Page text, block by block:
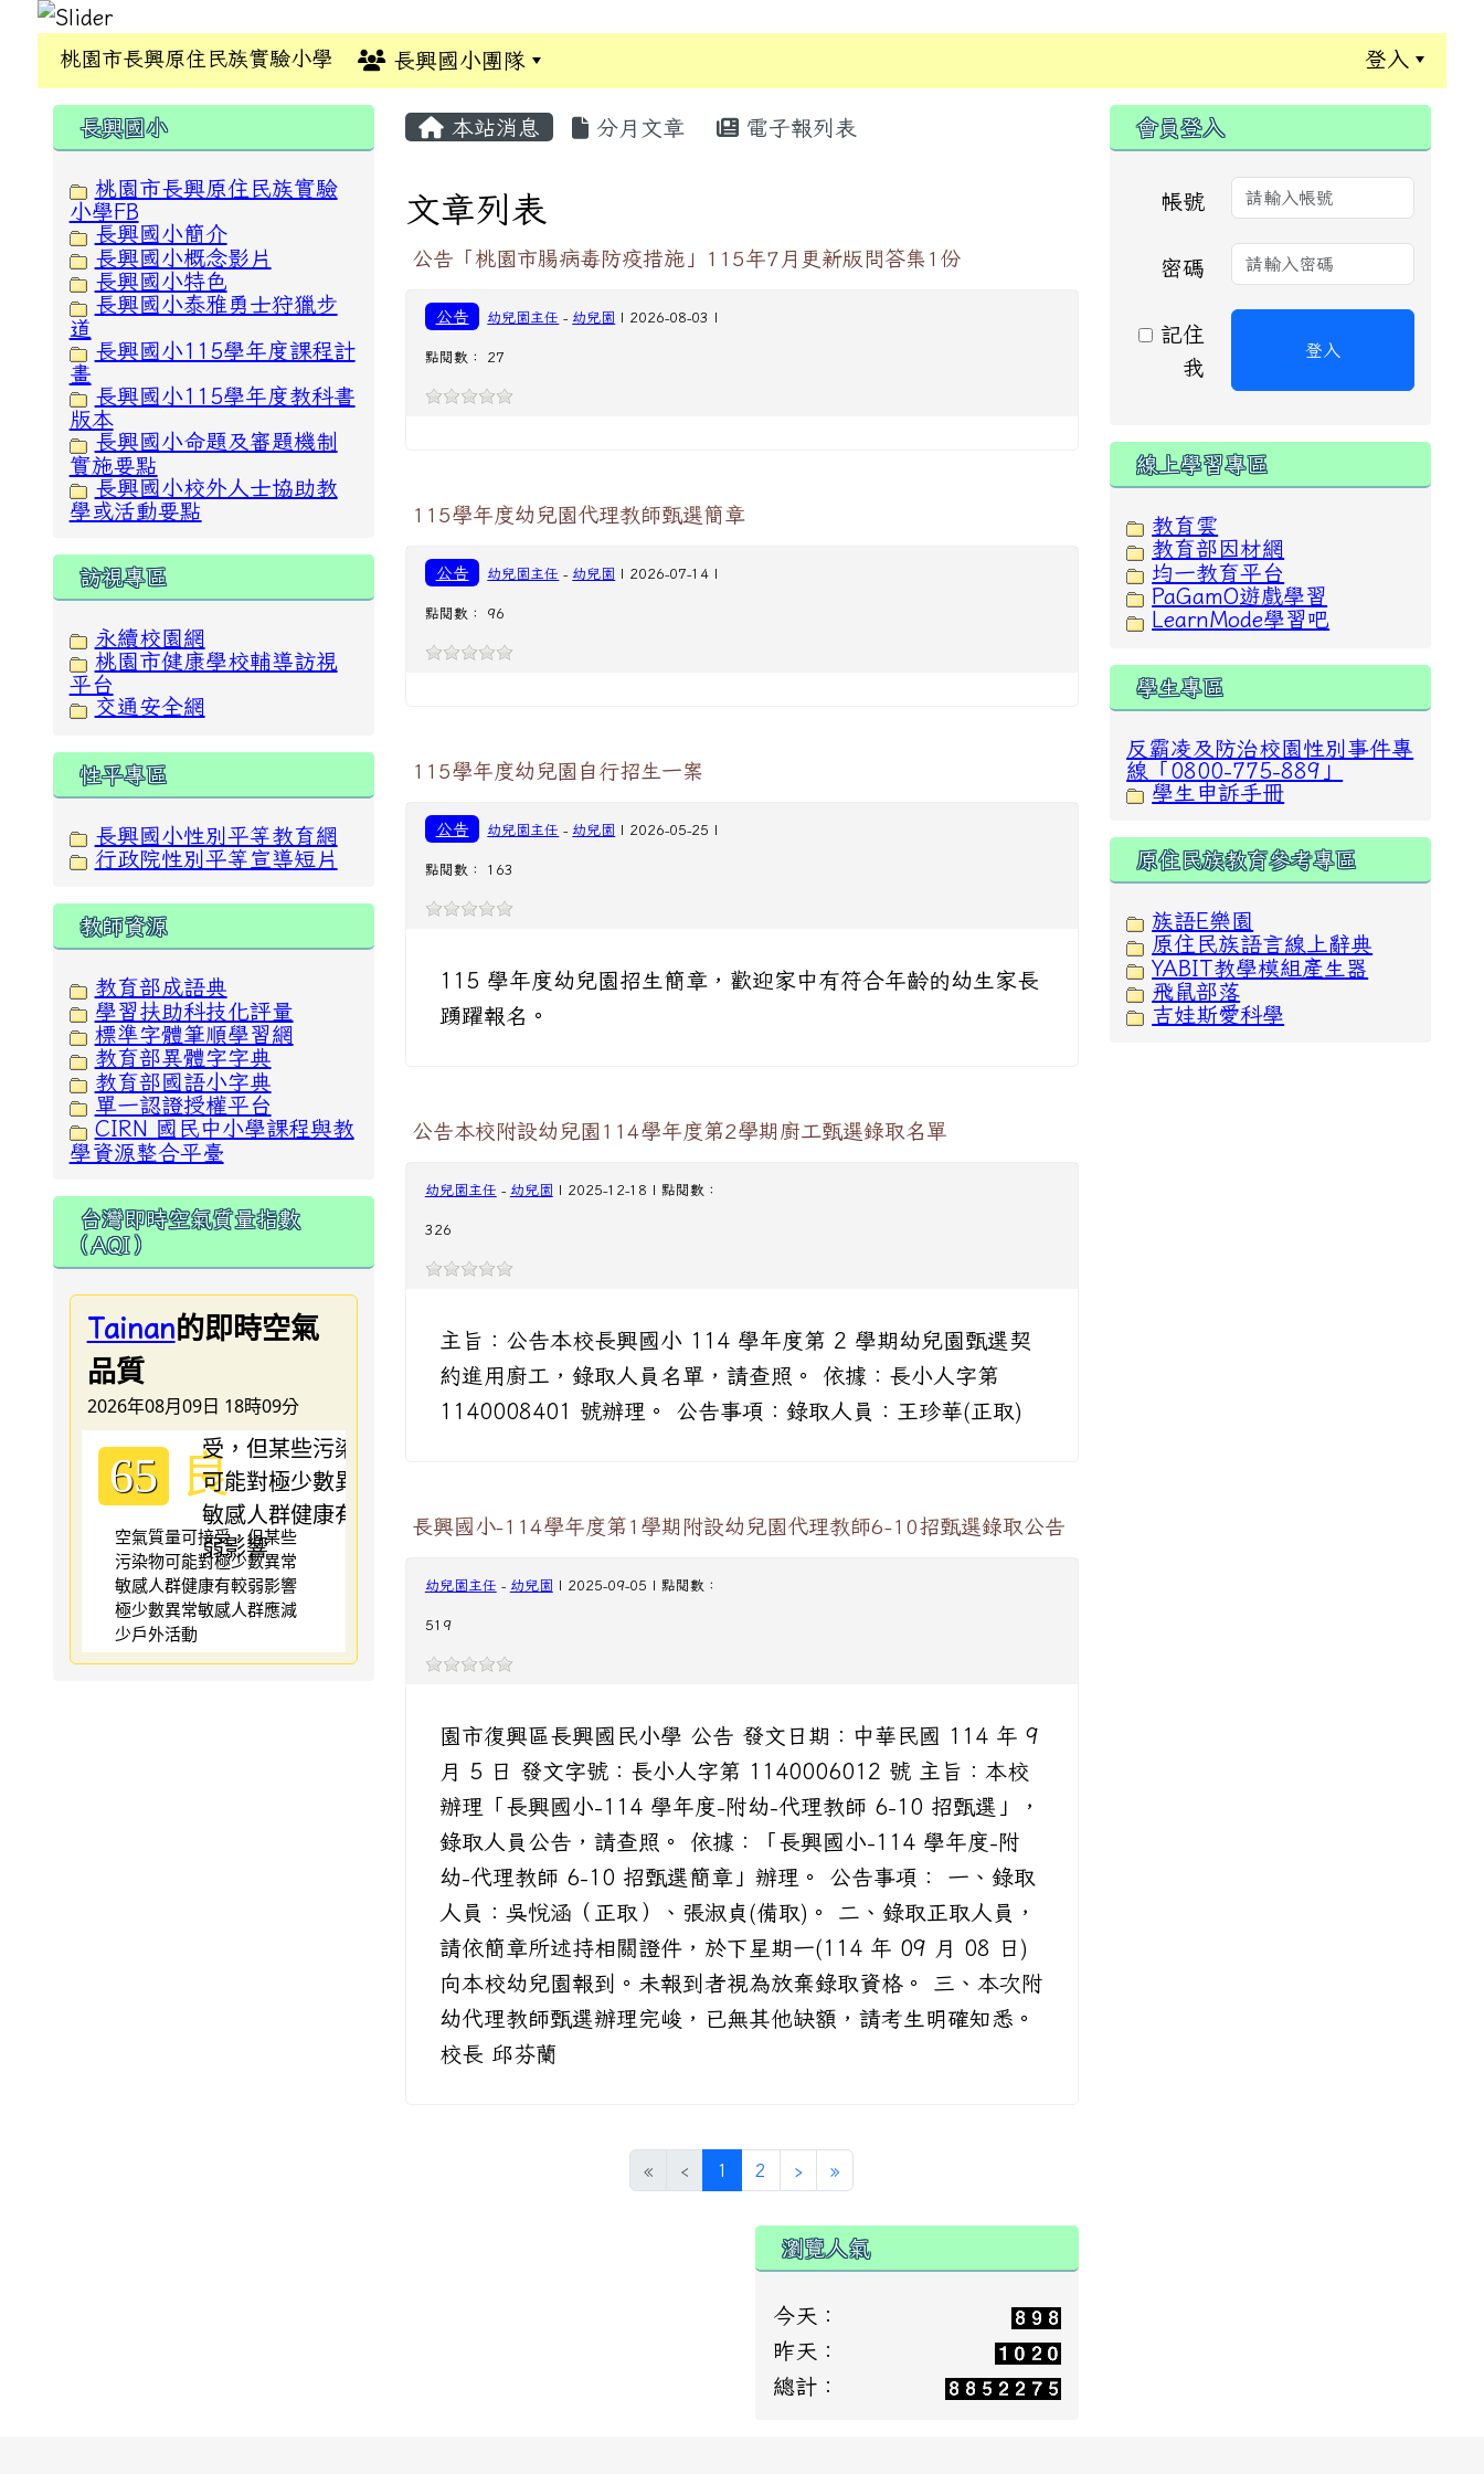
桃園市長興原住民族實驗小學 長興國小團隊 登入
本站消息 分月文章 電子報列表
文章列表
公告「桃園市腸病毒防疫措施」115年7月更新版問答集1份
公告 幼兒園主任 - 幼兒園 | 2026-08-03 |
點閱數： 27
115學年度幼兒園代理教師甄選簡章
公告 幼兒園主任 - 幼兒園 | 2026-07-14 |
點閱數： 96
115學年度幼兒園自行招生一案
公告 幼兒園主任 - 幼兒園 | 2026-05-25 |
點閱數： 163
115 學年度幼兒園招生簡章，歡迎家中有符合年齡的幼生家長
踴躍報名。
公告本校附設幼兒園114學年度第2學期廚工甄選錄取名單
幼兒園主任 - 幼兒園 | 2025-12-18 | 點閱數：
326
主旨：公告本校長興國小 114 學年度第 2 學期幼兒園甄選契
約進用廚工，錄取人員名單，請查照。 依據：長小人字第
1140008401 號辦理。 公告事項：錄取人員：王珍華(正取)
長興國小-114學年度第1學期附設幼兒園代理教師6-10招甄選錄取公告
幼兒園主任 - 幼兒園 | 2025-09-05 | 點閱數：
519
園市復興區長興國民小學 公告 發文日期：中華民國 114 年 9
月 5 日 發文字號：長小人字第 1140006012 號 主旨：本校
辦理「長興國小-114 學年度-附幼-代理教師 6-10 招甄選」，
錄取人員公告，請查照。 依據：「長興國小-114 學年度-附
幼-代理教師 6-10 招甄選簡章」辦理。 公告事項： 一、錄取
人員：吳悅涵（正取）、張淑貞(備取)。 二、錄取正取人員，
請依簡章所述持相關證件，於下星期一(114 年 09 月 08 日)
向本校幼兒園報到。未報到者視為放棄錄取資格。 三、本次附
幼代理教師甄選辦理完峻，已無其他缺額，請考生明確知悉。
校長 邱芬蘭
« ‹ 1 (current)
2 › »
瀏覽人氣
今天：
昨天：
總計：
:::
長興國小
桃園市長興原住民族實驗
小學FB
長興國小簡介
長興國小概念影片
長興國小特色
長興國小泰雅勇士狩獵步
道
長興國小115學年度課程計
畫
長興國小115學年度教科書
版本
長興國小命題及審題機制
實施要點
長興國小校外人士協助教
學或活動要點
訪視專區
永續校園網
桃園市健康學校輔導訪視
平台
交通安全網
性平專區
長興國小性別平等教育網
行政院性別平等宣導短片
教師資源
教育部成語典
學習扶助科技化評量
標準字體筆順學習網
教育部異體字字典
教育部國語小字典
單一認證授權平台
CIRN 國民中小學課程與教
學資源整合平臺
台灣即時空氣質量指數
（AQI）
Tainan的即時空氣
品質
2026年08月09日 18時09分
65 良
空氣質量可接受，但某些
污染物可能對極少數異常
敏感人群健康有較弱影響
極少數異常敏感人群應減
少戶外活動
:::
會員登入
帳號
密碼
記住
我
登入
線上學習專區
教育雲
教育部因材網
均一教育平台
PaGamO遊戲學習
LearnMode學習吧
學生專區
反霸凌及防治校園性別事件專
線「0800-775-889」
學生申訴手冊
原住民族教育參考專區
族語E樂園
原住民族語言線上辭典
YABIT教學模組產生器
飛鼠部落
吉娃斯愛科學